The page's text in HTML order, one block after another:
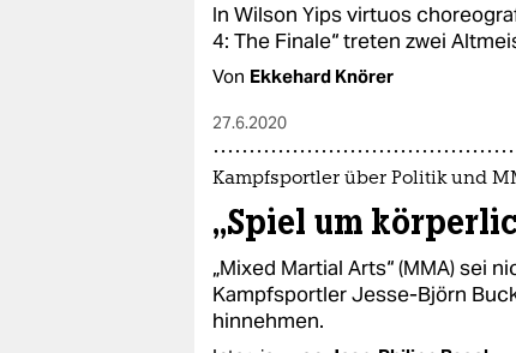
In Wilson Yips virtuos
4: The Finale“ treten zwei
Von Ekkehard Knörer
27.6.2020
Kampfsportler über Politik und
„Spiel um
„Mixed Martial Arts“ (MMA) sei
Kampfsportler Jesse-Björn
hinnehmen.